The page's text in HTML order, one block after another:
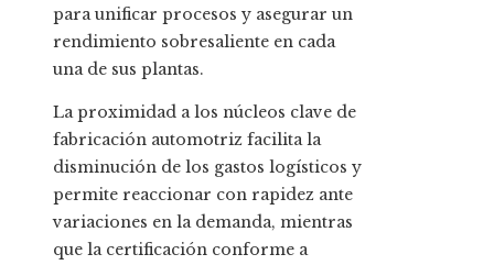
para unificar procesos y asegurar un
rendimiento sobresaliente en cada
una de sus plantas.
La proximidad a los núcleos clave de
fabricación automotriz facilita la
disminución de los gastos logísticos y
permite reaccionar con rapidez ante
variaciones en la demanda, mientras
que la certificación conforme a